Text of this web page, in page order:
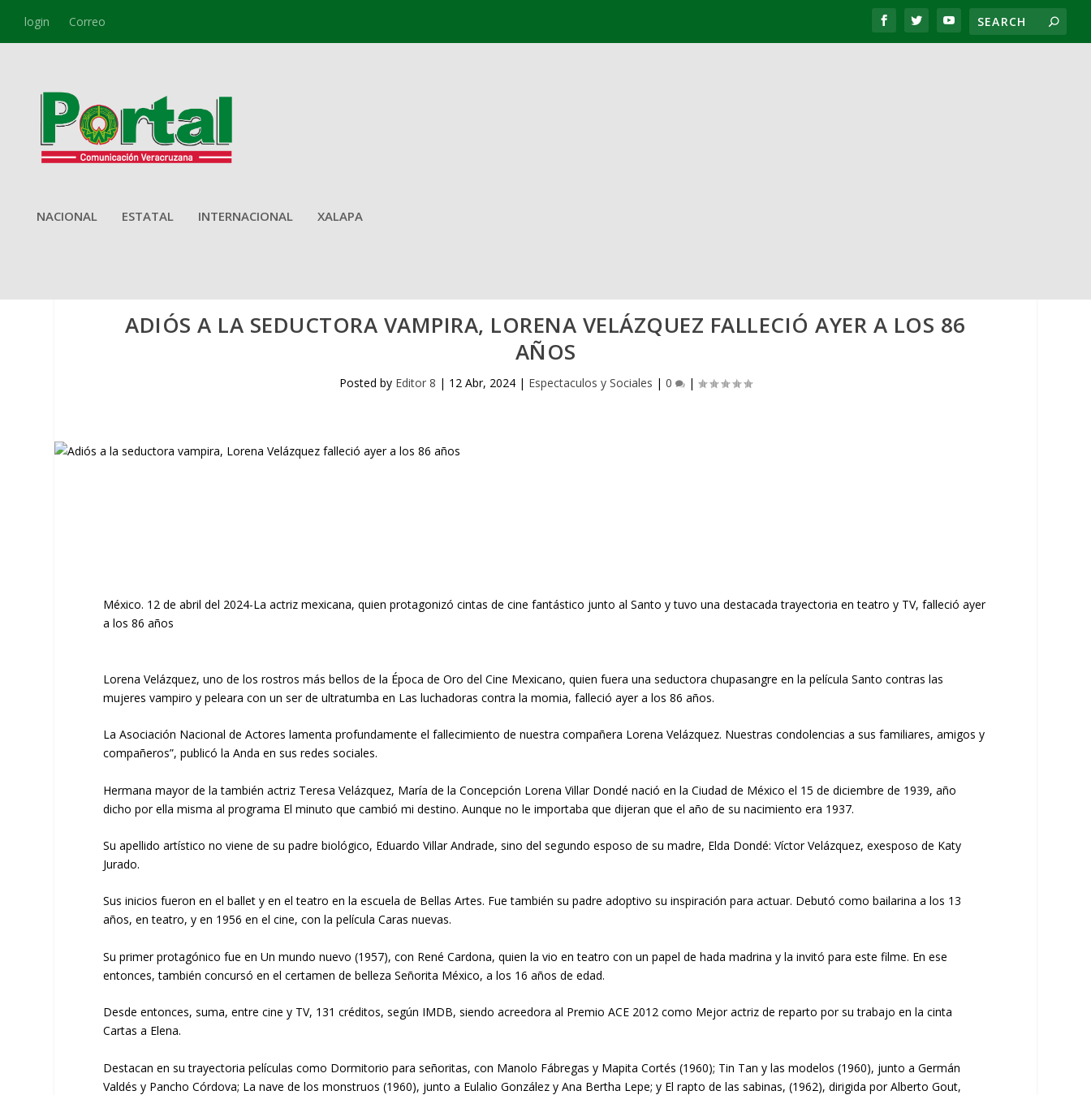
login Correo
NACIONAL ESTATAL INTERNACIONAL XALAPA
ADIÓS A LA SEDUCTORA VAMPIRA, LORENA VELÁZQUEZ FALLECIÓ AYER A LOS 86
AÑOS
Posted by Editor 8 | 12 Abr, 2024 | Espectaculos y Sociales | 0 |
México. 12 de abril del 2024-La actriz mexicana, quien protagonizó cintas de cine fantástico junto al Santo y tuvo una destacada trayectoria en teatro y TV, falleció ayer
a los 86 años
Lorena Velázquez, uno de los rostros más bellos de la Época de Oro del Cine Mexicano, quien fuera una seductora chupasangre en la película Santo contras las
mujeres vampiro y peleara con un ser de ultratumba en Las luchadoras contra la momia, falleció ayer a los 86 años.
La Asociación Nacional de Actores lamenta profundamente el fallecimiento de nuestra compañera Lorena Velázquez. Nuestras condolencias a sus familiares, amigos y
compañeros”, publicó la Anda en sus redes sociales.
Hermana mayor de la también actriz Teresa Velázquez, María de la Concepción Lorena Villar Dondé nació en la Ciudad de México el 15 de diciembre de 1939, año
dicho por ella misma al programa El minuto que cambió mi destino. Aunque no le importaba que dijeran que el año de su nacimiento era 1937.
Su apellido artístico no viene de su padre biológico, Eduardo Villar Andrade, sino del segundo esposo de su madre, Elda Dondé: Víctor Velázquez, exesposo de Katy
Jurado.
Sus inicios fueron en el ballet y en el teatro en la escuela de Bellas Artes. Fue también su padre adoptivo su inspiración para actuar. Debutó como bailarina a los 13
años, en teatro, y en 1956 en el cine, con la película Caras nuevas.
Su primer protagónico fue en Un mundo nuevo (1957), con René Cardona, quien la vio en teatro con un papel de hada madrina y la invitó para este filme. En ese
entonces, también concursó en el certamen de belleza Señorita México, a los 16 años de edad.
Desde entonces, suma, entre cine y TV, 131 créditos, según IMDB, siendo acreedora al Premio ACE 2012 como Mejor actriz de reparto por su trabajo en la cinta
Cartas a Elena.
Destacan en su trayectoria películas como Dormitorio para señoritas, con Manolo Fábregas y Mapita Cortés (1960); Tin Tan y las modelos (1960), junto a Germán
Valdés y Pancho Córdova; La nave de los monstruos (1960), junto a Eulalio González y Ana Bertha Lepe; y El rapto de las sabinas, (1962), dirigida por Alberto Gout,